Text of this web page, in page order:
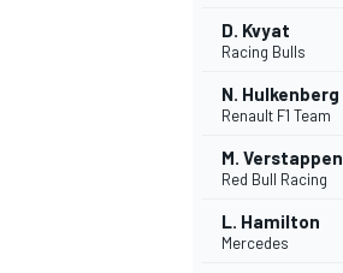
MONOPOSTO
D. Kvyat
Racing Bulls
N. Hulkenberg
Renault F1 Team
M. Verstappen
Red Bull Racing
L. Hamilton
Mercedes